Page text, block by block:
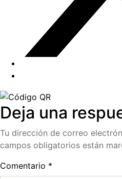
Deja una
Tu dirección de correo
campos obligatorios están
Comentario *